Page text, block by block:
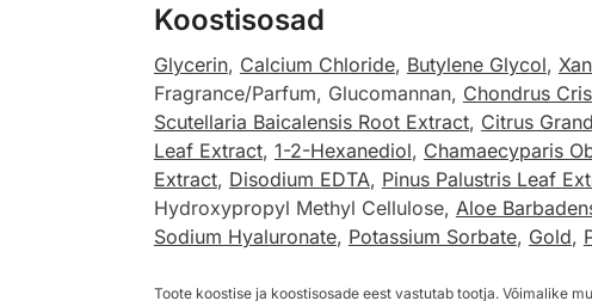
Koostisosad
Glycerin, Calcium Chloride, Butylene Glycol,
Fragrance/Parfum, Glucomannan, Chondrus
Scutellaria Baicalensis Root Extract, Citrus
Leaf Extract, 1-2-Hexanediol, Chamaecyparis
Extract, Disodium EDTA, Pinus Palustris Leaf
Hydroxypropyl Methyl Cellulose, Aloe
Sodium Hyaluronate, Potassium Sorbate, Gold,
Toote koostise ja koostisosade eest vastutab tootja. Võimalike